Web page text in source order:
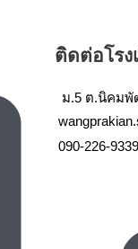
ติดต่อโรง
ม.5 ต.นิคมพั
090-226-9339